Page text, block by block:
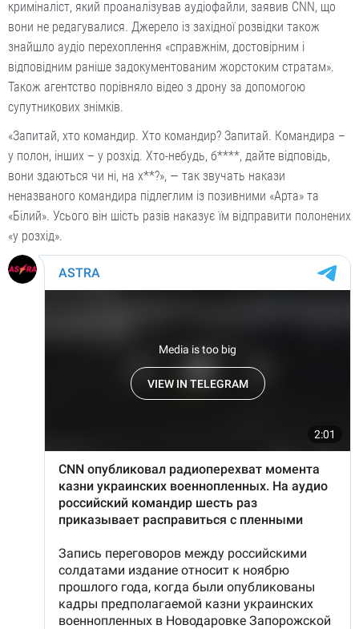
криміналіст, який проаналізував аудіофайли, заявив CNN, що
вони не редагувалися. Джерело із західної розвідки також
знайшло аудіо перехоплення «справжнім, достовірним і
відповідним раніше задокументованим жорстоким стратам».
Також агентство порівняло відео з дрону за допомогою
супутникових знімків.
«Запитай, хто командир. Хто командир? Запитай. Командира –
у полон, інших – у розхід. Хто-небудь, б****, дайте відповідь,
вони здаються чи ні, на х**?», — так звучать накази
неназваного командира підлеглим із позивними «Арта» та
«Білий». Усього він шість разів наказує їм відправити полонених
«у розхід».